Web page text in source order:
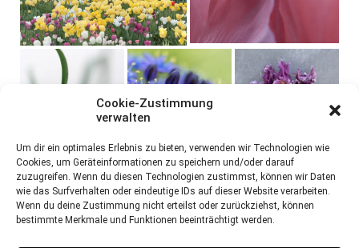
Cookie-Zustimmung
verwalten
Um dir ein optimales Erlebnis zu bieten, verwenden wir Technologien wie
Cookies, um Geräteinformationen zu speichern und/oder darauf
zuzugreifen. Wenn du diesen Technologien zustimmst, können wir Daten
wie das Surfverhalten oder eindeutige IDs auf dieser Website verarbeiten.
Wenn du deine Zustimmung nicht erteilst oder zurückziehst, können
bestimmte Merkmale und Funktionen beeinträchtigt werden.